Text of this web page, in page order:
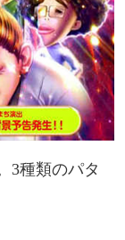
3種類のパタ